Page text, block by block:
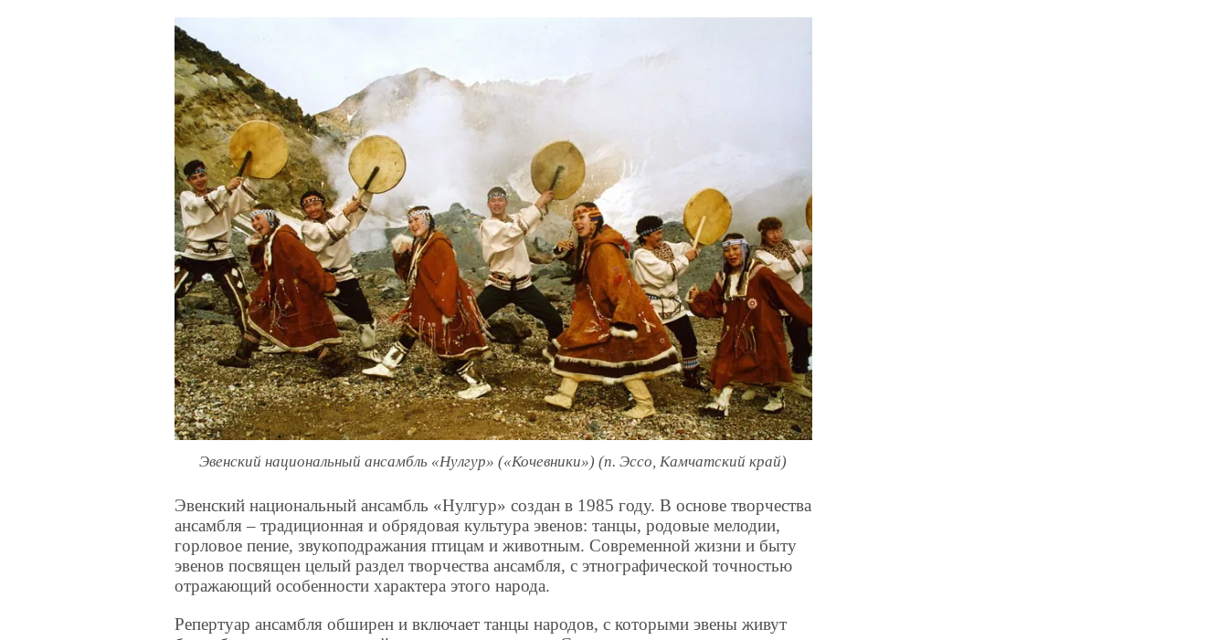
Эвенский национальный ансамбль «Нулгур» («Кочевники») (п. Эссо, Камчатский край)
Эвенский национальный ансамбль «Нулгур» создан в 1985 году. В основе творчества
ансамбля – традиционная и обрядовая культура эвенов: танцы, родовые мелодии,
горловое пение, звукоподражания птицам и животным. Современной жизни и быту
эвенов посвящен целый раздел творчества ансамбля, с этнографической точностью
отражающий особенности характера этого народа.
Репертуар ансамбля обширен и включает танцы народов, с которыми эвены живут